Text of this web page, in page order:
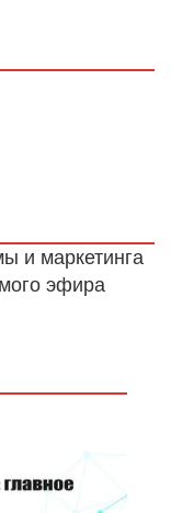
и маркетинга
эфира